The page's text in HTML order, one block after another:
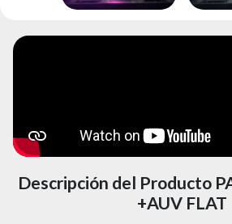
Descripción del Producto
+AUV FLAT